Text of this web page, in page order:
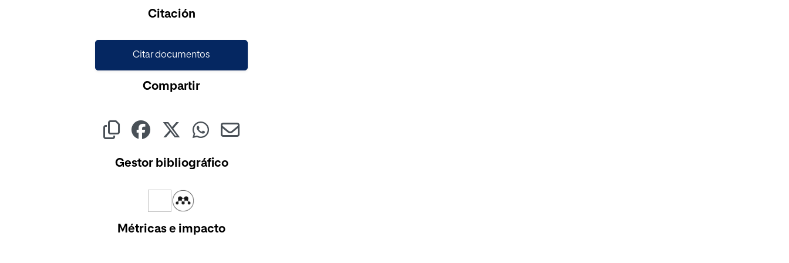
Citación
Citar documentos
Compartir
Gestor bibliográfico
Métricas e impacto